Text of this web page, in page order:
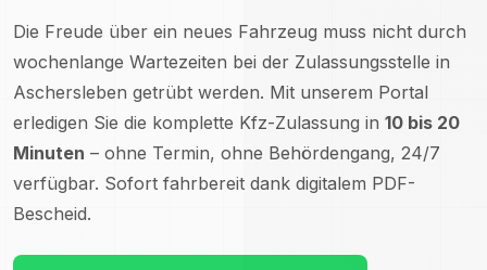
Die Freude über ein neues Fahrzeug muss nicht durch
wochenlange Wartezeiten bei der Zulassungsstelle in
Aschersleben getrübt werden. Mit unserem Portal
erledigen Sie die komplette Kfz-Zulassung in 10 bis 20
Minuten – ohne Termin, ohne Behördengang, 24/7
verfügbar. Sofort fahrbereit dank digitalem PDF-
Bescheid.